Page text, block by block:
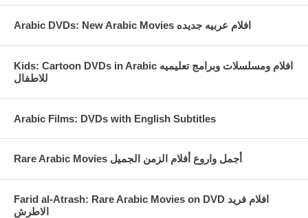
Arabic DVDs: New Arabic Movies افلام عربيه جديده
Kids: Cartoon DVDs in Arabic افلام ومسلسلات وبرامج تعليميه
للاطفال
Arabic Films: DVDs with English Subtitles
Rare Arabic Movies أجمل واروع أفلام الزمن الجميل
Farid al-Atrash: Rare Arabic Movies on DVD افلام فريد
الاطرش